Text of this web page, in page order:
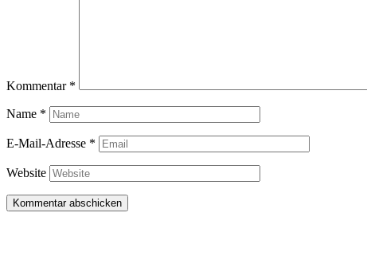
Kommentar *
Name *
E-Mail-Adresse *
Website